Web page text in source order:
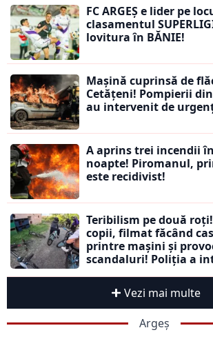
FC ARGEȘ e lider pe
clasamentul
lovitura în BĂNIE!
Mașină cuprinsă de
Cetățeni! Pompierii
au intervenit de
A aprins trei incendii
noapte! Piromanul,
este recidivist!
Teribilism pe două
copii, filmat făcând
printre mașini și
scandaluri! Poliția a
Vezi mai multe
Argeș